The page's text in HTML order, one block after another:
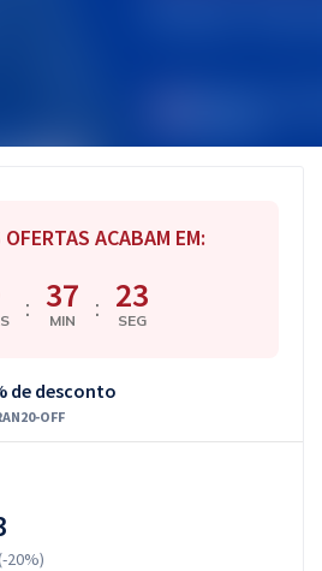
OFERTAS ACABAM EM:
: 37
MIN : 22
SEG
de desconto
OFF
20%)